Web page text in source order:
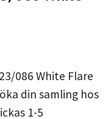
086 White Flare
din samling hos
1-5